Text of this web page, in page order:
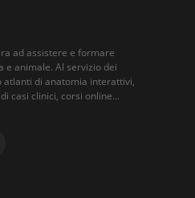
ad assistere e formare
e animale. Al servizio dei
di anatomia interattivi,
casi clinici, corsi online...